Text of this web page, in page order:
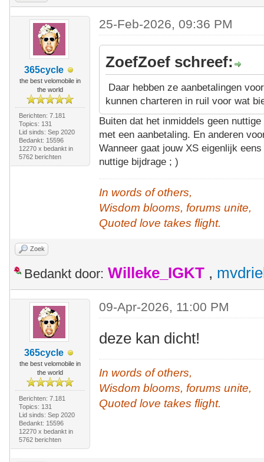
365cycle
the best velomobile in
the world
Berichten: 7.181
Topics: 131
Lid sinds: Sep 2020
Bedankt: 15596
12270 x bedankt in
5762 berichten
25-Feb-2026, 09:36 PM
ZoefZoef schreef:
Daar hebben ze aanbetalingen
kunnen charteren in ruil voor wat
Buiten dat het inmiddels geen
met een aanbetaling. En anderen
Wanneer gaat jouw XS eigenlijk
nuttige bijdrage ; )
In words of others,
Wisdom blooms, forums unite,
Quoted love takes flight.
Zoek
Bedankt door: Willeke_IGKT ,
365cycle
the best velomobile in
the world
Berichten: 7.181
Topics: 131
Lid sinds: Sep 2020
Bedankt: 15596
12270 x bedankt in
5762 berichten
09-Apr-2026, 11:00 PM
deze kan dicht!
In words of others,
Wisdom blooms, forums unite,
Quoted love takes flight.